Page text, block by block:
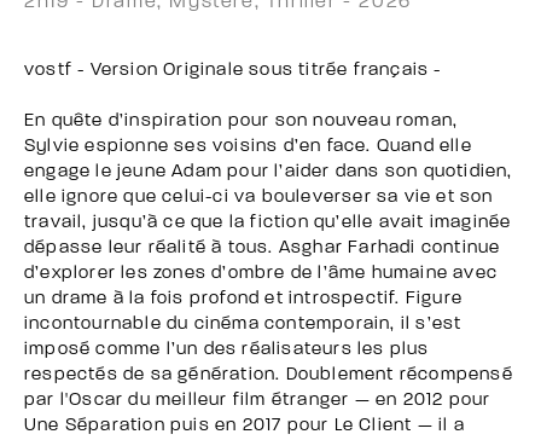
vostf - Version Originale sous titrée français -
En quête d’inspiration pour son nouveau roman,
Sylvie espionne ses voisins d’en face. Quand elle
engage le jeune Adam pour l’aider dans son quotidien,
elle ignore que celui-ci va bouleverser sa vie et son
travail, jusqu’à ce que la fiction qu’elle avait imaginée
dépasse leur réalité à tous. Asghar Farhadi continue
d’explorer les zones d’ombre de l’âme humaine avec
un drame à la fois profond et introspectif. Figure
incontournable du cinéma contemporain, il s’est
imposé comme l’un des réalisateurs les plus
respectés de sa génération. Doublement récompensé
par l'Oscar du meilleur film étranger — en 2012 pour
Une Séparation puis en 2017 pour Le Client — il a